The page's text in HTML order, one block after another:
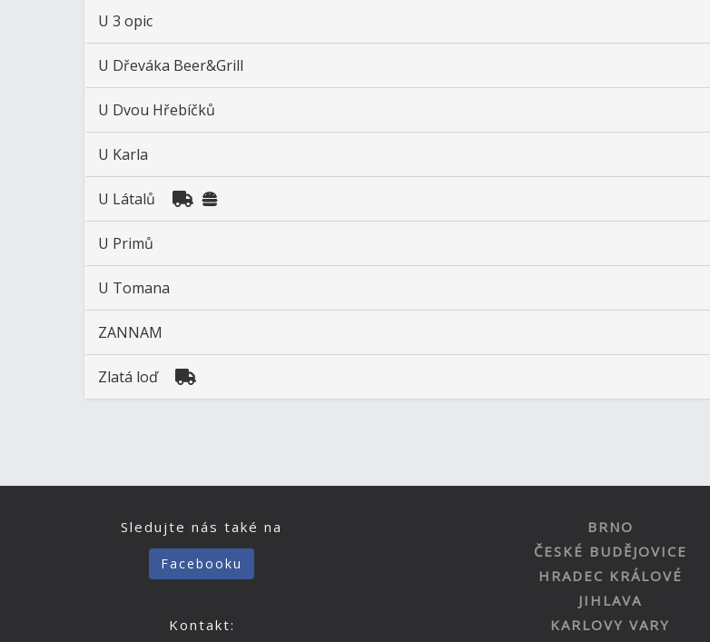
U 3 opic
U Dřeváka Beer&Grill
U Dvou Hřebíčků
U Karla
U Látalů
U Primů
U Tomana
ZANNAM
Zlatá loď
Sledujte nás také na
Facebooku
Kontakt:
BRNO
ČESKÉ BUDĚJOVICE
HRADEC KRÁLOVÉ
JIHLAVA
KARLOVY VARY